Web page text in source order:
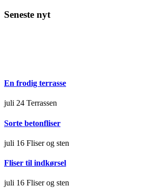
Seneste nyt
En frodig terrasse
juli 24 Terrassen
Sorte betonfliser
juli 16 Fliser og sten
Fliser til indkørsel
juli 16 Fliser og sten